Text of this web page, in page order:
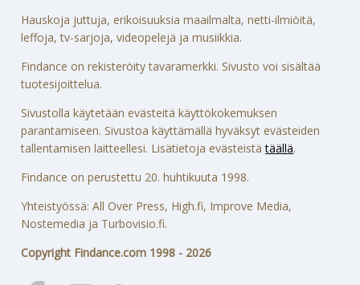
Hauskoja juttuja, erikoisuuksia maailmalta, netti-ilmiöitä,
leffoja, tv-sarjoja, videopelejä ja musiikkia.
Findance on rekisteröity tavaramerkki. Sivusto voi sisältää
tuotesijoittelua.
Sivustolla käytetään evästeitä käyttökokemuksen
parantamiseen. Sivustoa käyttämällä hyväksyt evästeiden
tallentamisen laitteellesi. Lisätietoja evästeistätäällä.
Findance on perustettu 20. huhtikuuta 1998.
Yhteistyössä: All Over Press, High.fi, Improve Media,
Nostemedia ja Turbovisio.fi.
Copyright Findance.com 1998 - 2026